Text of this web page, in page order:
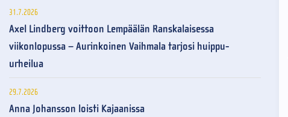
31.7.2026
Axel Lindberg voittoon Lempäälän Ranskalaisessa
viikonlopussa – Aurinkoinen Vaihmala tarjosi huippu-
urheilua
29.7.2026
Anna Johansson loisti Kajaanissa